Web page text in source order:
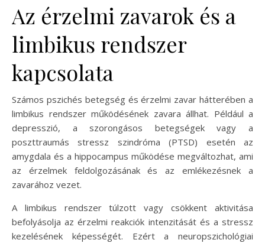
Az érzelmi zavarok és a
limbikus rendszer
kapcsolata
Számos pszichés betegség és érzelmi zavar hátterében a
limbikus rendszer működésének zavara állhat. Például a
depresszió, a szorongásos betegségek vagy a
poszttraumás stressz szindróma (PTSD) esetén az
amygdala és a hippocampus működése megváltozhat, ami
az érzelmek feldolgozásának és az emlékezésnek a
zavarához vezet.
A limbikus rendszer túlzott vagy csökkent aktivitása
befolyásolja az érzelmi reakciók intenzitását és a stressz
kezelésének képességét. Ezért a neuropszichológiai